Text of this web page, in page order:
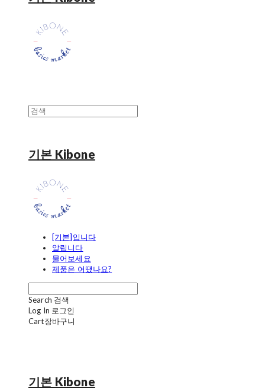
기본 Kibone
[기본]입니다
알립니다
물어보세요
제품은 어땠나요?
Search 검색
Log In 로그인
Cart장바구니
기본 Kibone